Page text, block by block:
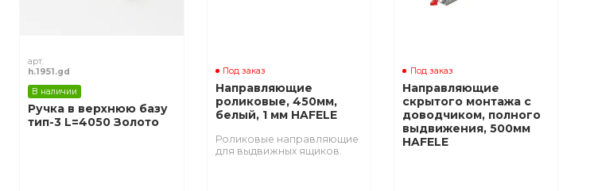
арт.
h.1951.gd
В наличии
Ручка в верхнюю базу
тип-3 L=4050 Золото
Под заказ
Направляющие
роликовые, 450мм,
белый, 1 мм HAFELE
Роликовые направляющие
для выдвижных ящиков.
Под заказ
Направляющие
скрытого монтажа с
доводчиком, полного
выдвижения, 500мм
HAFELE